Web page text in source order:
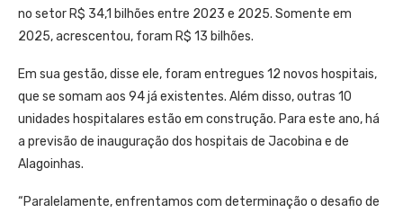
no setor R$ 34,1 bilhões entre 2023 e 2025. Somente em
2025, acrescentou, foram R$ 13 bilhões.
Em sua gestão, disse ele, foram entregues 12 novos hospitais,
que se somam aos 94 já existentes. Além disso, outras 10
unidades hospitalares estão em construção. Para este ano, há
a previsão de inauguração dos hospitais de Jacobina e de
Alagoinhas.
“Paralelamente, enfrentamos com determinação o desafio de